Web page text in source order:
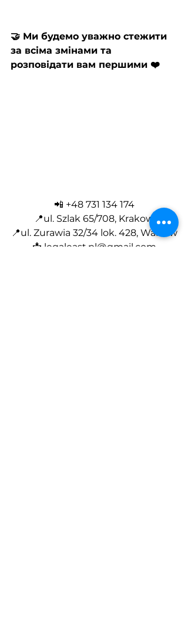
🤝 Ми будемо уважно стежити
за всіма змінами та
розповідати вам першими ❤️
📲 +48 731 134 174
📍ul. Szlak 65/708, Krakow
📍ul. Zurawia 32/34 lok. 428, Warsaw
📩 legaleast.pl@gmail.com